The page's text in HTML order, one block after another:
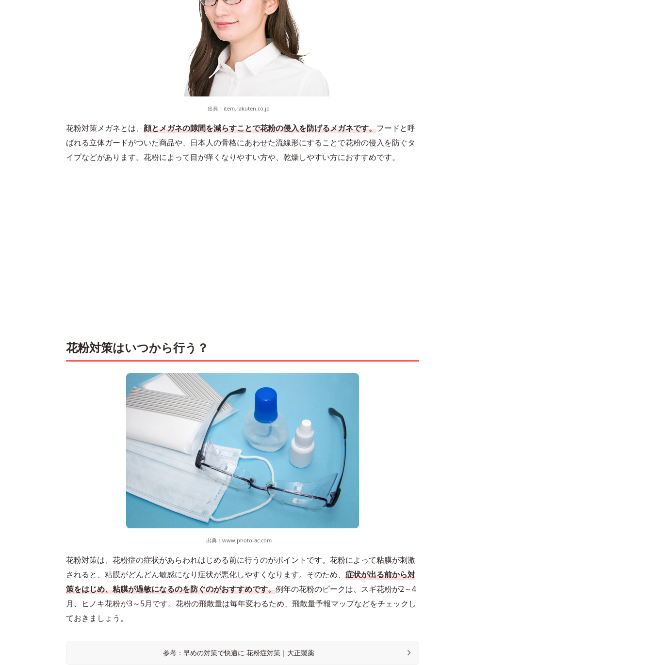
出典： item.rakuten.co.jp
花粉対策メガネとは、 顔とメガネの隙間を減らすことで花粉の侵入を防げるメガネです。フードと呼
ばれる立体ガードがついた商品や、日本人の骨格にあわせた流線形にすることで花粉の侵入を防ぐタ
イプなどがあります。花粉によって目が痒くなりやすい方や、乾燥しやすい方におすすめです。
花粉対策はいつから行う？
出典： www.photo-ac.com
花粉対策は、花粉症の症状があらわれはじめる前に行うのがポイントです。花粉によって粘膜が刺激
されると、粘膜がどんどん敏感になり症状が悪化しやすくなります。そのため、 症状が出る前から対
策をはじめ、粘膜が過敏になるのを防ぐのがおすすめです。例年の花粉のピークは、スギ花粉が2～4
月、ヒノキ花粉が3～5月です。花粉の飛散量は毎年変わるため、飛散量予報マップなどをチェックし
ておきましょう。
参考：早めの対策で快適に 花粉症対策｜大正製薬